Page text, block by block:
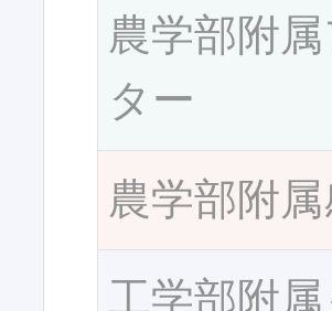
農学部附
ター
農学部附
工学部附